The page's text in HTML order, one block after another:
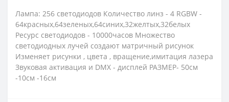
Лампа: 256 светодиодов Количество линз - 4 RGBW -
64красных,64зеленых,64синих,32желтых,32белых
Ресурс светодиодов - 10000часов Множество
светодиодных лучей создают матричный рисунок
Изменяет рисунки , цвета , вращение,имитация лазера
Звуковая активация и DMX - дисплей РАЗМЕР- 50см
-10см -16см